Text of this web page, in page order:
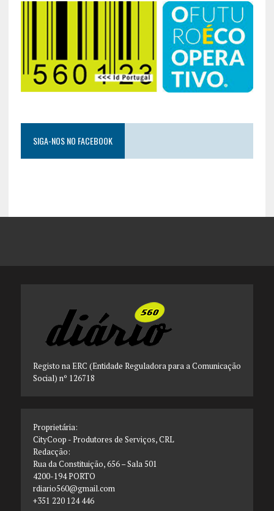
SIGA-NOS NO FACEBOOK
Registo na ERC (Entidade Reguladora para a Comunicação
Social) nº 126718
Proprietária:
CityCoop - Produtores de Serviços, CRL
Redacção:
Rua da Constituição, 656 – Sala 501
4200-194 PORTO
rdiario560@gmail.com
+351 220 124 446